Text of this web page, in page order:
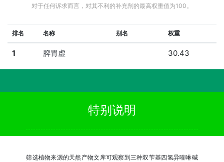
对于任何诉求而言，对其不利的补充剂的最高权重值为100。
排名 名称 别名 权重
1 脾胃虚 30.43
特别说明
筛选植物来源的天然产物文库可观察到三种双苄基四氢异喹啉碱